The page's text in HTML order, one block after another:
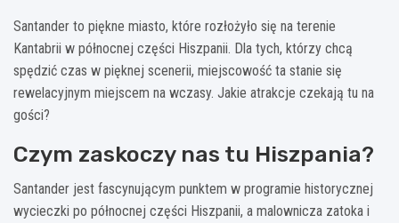
Santander to piękne miasto, które rozłożyło się na terenie
Kantabrii w północnej części Hiszpanii. Dla tych, którzy chcą
spędzić czas w pięknej scenerii, miejscowość ta stanie się
rewelacyjnym miejscem na wczasy. Jakie atrakcje czekają tu na
gości?
Czym zaskoczy nas tu Hiszpania?
Santander jest fascynującym punktem w programie historycznej
wycieczki po północnej części Hiszpanii, a malownicza zatoka i